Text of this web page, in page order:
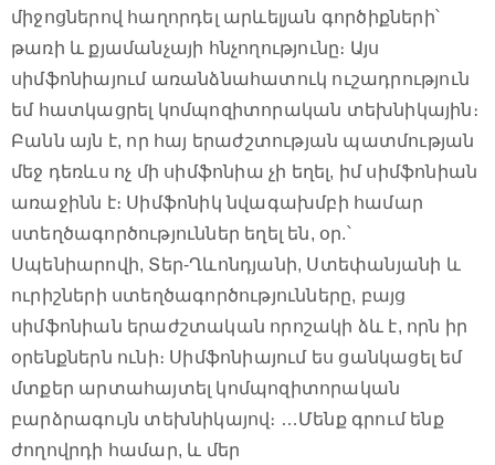
միջոցներով հաղորդել արևելյան գործիքների՝
թառի և քյամանչայի հնչողությունը։ Այս
սիմֆոնիայում առանձնահատուկ ուշադրություն
եմ հատկացրել կոմպոզիտորական տեխնիկային։
Բանն այն է, որ հայ երաժշտության պատմության
մեջ դեռևս ոչ մի սիմֆոնիա չի եղել, իմ սիմֆոնիան
առաջինն է։ Սիմֆոնիկ նվագախմբի համար
ստեղծագործություններ եղել են, օր.՝
Սպենիարովի, Տեր-Ղևոնդյանի, Ստեփանյանի և
ուրիշների ստեղծագործությունները, բայց
սիմֆոնիան երաժշտական որոշակի ձև է, որն իր
օրենքներն ունի։ Սիմֆոնիայում ես ցանկացել եմ
մտքեր արտահայտել կոմպոզիտորական
բարձրագույն տեխնիկայով։ …Մենք գրում ենք
ժողովրդի համար, և մեր